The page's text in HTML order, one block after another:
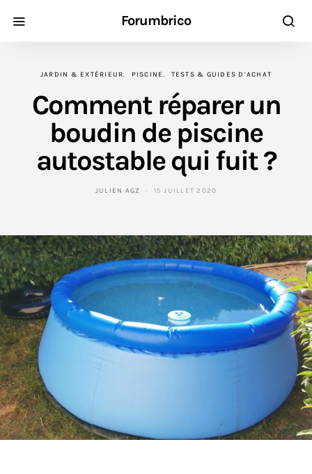
Forumbrico
JARDIN & EXTÉRIEUR PISCINE TESTS & GUIDES D’ACHAT
Comment réparer un
boudin de piscine
autostable qui fuit ?
JULIEN AGZ 15 JUILLET 2020